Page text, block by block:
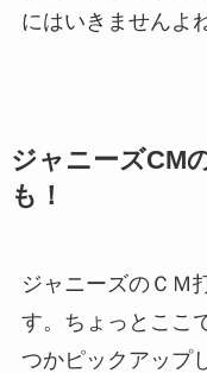
にはいきませんよ
ジャニーズCM
も！
ジャニーズのＣＭ
す。ちょっとここ
つかピックアップ